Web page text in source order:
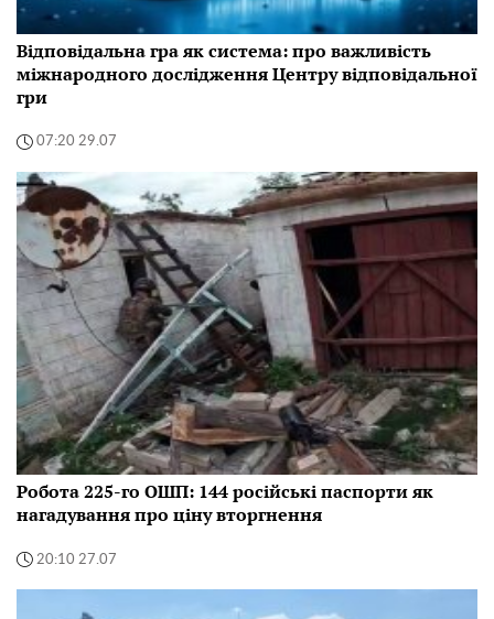
Відповідальна гра як система: про важливість
міжнародного дослідження Центру відповідальної
гри
07:20 29.07
Робота 225-го ОШП: 144 російські паспорти як
нагадування про ціну вторгнення
20:10 27.07